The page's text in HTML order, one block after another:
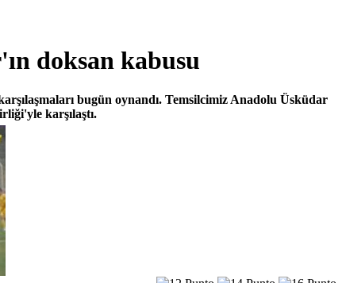
doksan kabusu
bugün oynandı. Temsilcimiz Anadolu Üsküdar
karşılaştı.